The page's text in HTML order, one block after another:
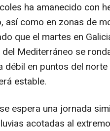
ha amanecido con
así como en zonas de
que el martes en
Mediterráneo se
débil en puntos del
estable.
espera una jornada
acotadas al